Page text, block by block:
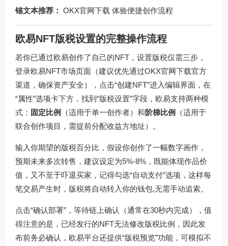
锚文本推荐： OKX官网下载 体验便捷创作流程
欧易NFT版税设置的完整操作流程
若你已通过欧易创作了自己的NFT，设置版税仅需三步，
登录欧易NFT市场页面（建议优先通过OKX官网下载官方
渠道，确保资产安全），点击“创建NFT”进入编辑界面，在
“属性”选项卡下方，找到“版税设置”字段，欧易支持两种模
式： 固定比例 （适用于单一创作者）和阶梯比例
（适用于
联合创作项目，需提前分配收益方地址）。
输入你期望的版税百分比，假设你创作了一幅数字画作，
预期未来多次转售，建议设定为5%-8%，既能体现作品价
值，又不至于吓退买家，记得勾选“自动支付”选项，这样每
笔交易产生时，版税将自动转入你的钱包,无需手动追索。
点击“确认部署”，等待链上确认（通常在30秒内完成），值
得注意的是，已经发行的NFT无法修改版税比例，因此发
布前务必确认，欧易平台还提供“版税预览”功能，可模拟不